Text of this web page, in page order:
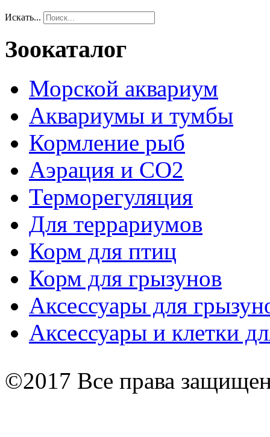
Искать...
Зоокаталог
Морской аквариум
Аквариумы и тумбы
Кормление рыб
Аэрация и СО2
Терморегуляция
Для террариумов
Корм для птиц
Корм для грызунов
Аксессуары для
Аксессуары и клетки
©2017 Все права